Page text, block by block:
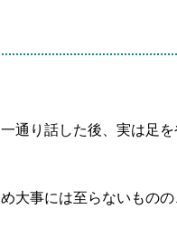
通り話した後、実は足
事には至らないもの